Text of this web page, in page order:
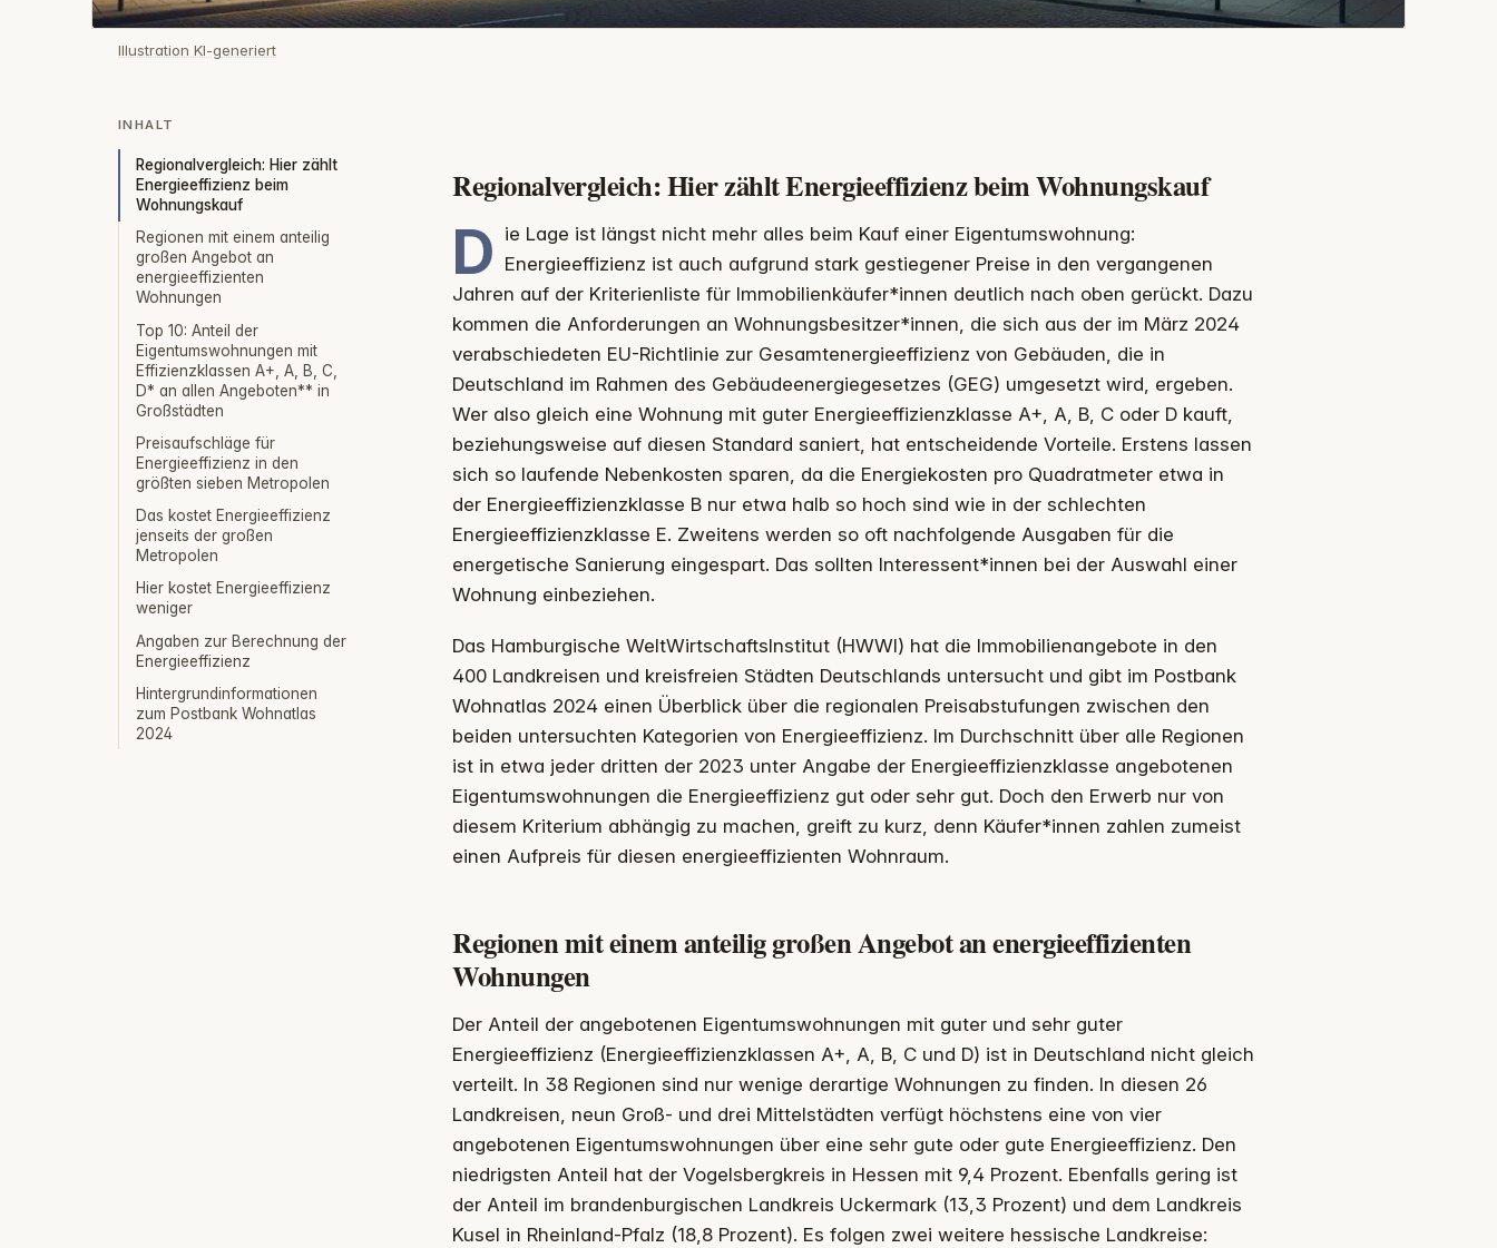
Illustration KI-generiert
INHALT
Regionalvergleich: Hier zählt
Energieeffizienz beim
Wohnungskauf
Regionen mit einem anteilig
großen Angebot an
energieeffizienten
Wohnungen
Top 10: Anteil der
Eigentumswohnungen mit
Effizienzklassen A+, A, B, C,
D* an allen Angeboten** in
Großstädten
Preisaufschläge für
Energieeffizienz in den
größten sieben Metropolen
Das kostet Energieeffizienz
jenseits der großen
Metropolen
Hier kostet Energieeffizienz
weniger
Angaben zur Berechnung der
Energieeffizienz
Hintergrundinformationen
zum Postbank Wohnatlas
2024
Regionalvergleich: Hier zählt Energieeffizienz beim Wohnungskauf
D ie Lage ist längst nicht mehr alles beim Kauf einer Eigentumswohnung:
Energieeffizienz ist auch aufgrund stark gestiegener Preise in den vergangenen
Jahren auf der Kriterienliste für Immobilienkäufer*innen deutlich nach oben gerückt. Dazu
kommen die Anforderungen an Wohnungsbesitzer*innen, die sich aus der im März 2024
verabschiedeten EU-Richtlinie zur Gesamtenergieeffizienz von Gebäuden, die in
Deutschland im Rahmen des Gebäudeenergiegesetzes (GEG) umgesetzt wird, ergeben.
Wer also gleich eine Wohnung mit guter Energieeffizienzklasse A+, A, B, C oder D kauft,
beziehungsweise auf diesen Standard saniert, hat entscheidende Vorteile. Erstens lassen
sich so laufende Nebenkosten sparen, da die Energiekosten pro Quadratmeter etwa in
der Energieeffizienzklasse B nur etwa halb so hoch sind wie in der schlechten
Energieeffizienzklasse E. Zweitens werden so oft nachfolgende Ausgaben für die
energetische Sanierung eingespart. Das sollten Interessent*innen bei der Auswahl einer
Wohnung einbeziehen.
Das Hamburgische WeltWirtschaftsInstitut (HWWI) hat die Immobilienangebote in den
400 Landkreisen und kreisfreien Städten Deutschlands untersucht und gibt im Postbank
Wohnatlas 2024 einen Überblick über die regionalen Preisabstufungen zwischen den
beiden untersuchten Kategorien von Energieeffizienz. Im Durchschnitt über alle Regionen
ist in etwa jeder dritten der 2023 unter Angabe der Energieeffizienzklasse angebotenen
Eigentumswohnungen die Energieeffizienz gut oder sehr gut. Doch den Erwerb nur von
diesem Kriterium abhängig zu machen, greift zu kurz, denn Käufer*innen zahlen zumeist
einen Aufpreis für diesen energieeffizienten Wohnraum.
Regionen mit einem anteilig großen Angebot an energieeffizienten
Wohnungen
Der Anteil der angebotenen Eigentumswohnungen mit guter und sehr guter
Energieeffizienz (Energieeffizienzklassen A+, A, B, C und D) ist in Deutschland nicht gleich
verteilt. In 38 Regionen sind nur wenige derartige Wohnungen zu finden. In diesen 26
Landkreisen, neun Groß- und drei Mittelstädten verfügt höchstens eine von vier
angebotenen Eigentumswohnungen über eine sehr gute oder gute Energieeffizienz. Den
niedrigsten Anteil hat der Vogelsbergkreis in Hessen mit 9,4 Prozent. Ebenfalls gering ist
der Anteil im brandenburgischen Landkreis Uckermark (13,3 Prozent) und dem Landkreis
Kusel in Rheinland-Pfalz (18,8 Prozent). Es folgen zwei weitere hessische Landkreise: